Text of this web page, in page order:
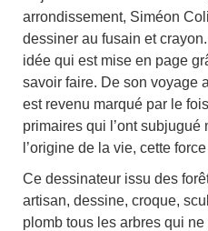
arrondissement, Siméon
dessiner au fusain et
idée qui est mise en page
savoir faire. De son voyage
est revenu marqué par le
primaires qui l’ont subjugué
l’origine de la vie, cette
Ce dessinateur issu des
artisan, dessine, croque,
plomb tous les arbres qui